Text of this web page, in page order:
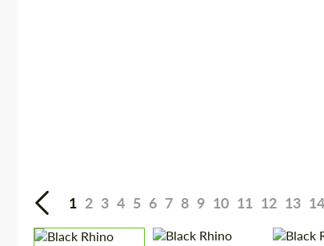
1 2 3 4 5 6 7 8 9 10 11 12 13 14